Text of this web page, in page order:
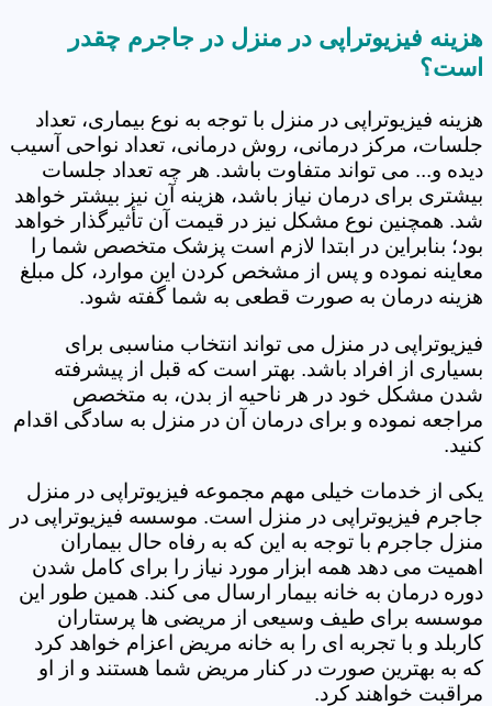
هزینه فیزیوتراپی در منزل در جاجرم چقدر
است؟
هزینه فیزیوتراپی در منزل با توجه به نوع بیماری، تعداد
جلسات، مرکز درمانی، روش درمانی، تعداد نواحی آسیب
دیده و... می تواند متفاوت باشد. هر چه تعداد جلسات
بیشتری برای درمان نیاز باشد، هزینه آن نیز بیشتر خواهد
شد. همچنین نوع مشکل نیز در قیمت آن تأثیرگذار خواهد
بود؛ بنابراین در ابتدا لازم است پزشک متخصص شما را
معاینه نموده و پس از مشخص کردن این موارد، کل مبلغ
هزینه درمان به صورت قطعی به شما گفته شود.
فیزیوتراپی در منزل می تواند انتخاب مناسبی برای
بسیاری از افراد باشد. بهتر است که قبل از پیشرفته
شدن مشکل خود در هر ناحیه از بدن، به متخصص
مراجعه نموده و برای درمان آن در منزل به سادگی اقدام
کنید.
یکی از خدمات خیلی مهم مجموعه فیزیوتراپی در منزل
جاجرم فیزیوتراپی در منزل است. موسسه فیزیوتراپی در
منزل جاجرم با توجه به این که به رفاه حال بیماران
اهمیت می دهد همه ابزار مورد نیاز را برای کامل شدن
دوره درمان به خانه بیمار ارسال می کند. همین طور این
موسسه برای طیف وسیعی از مریضی ها پرستاران
کاربلد و با تجربه ای را به خانه مریض اعزام خواهد کرد
که به بهترین صورت در کنار مریض شما هستند و از او
مراقبت خواهند کرد.